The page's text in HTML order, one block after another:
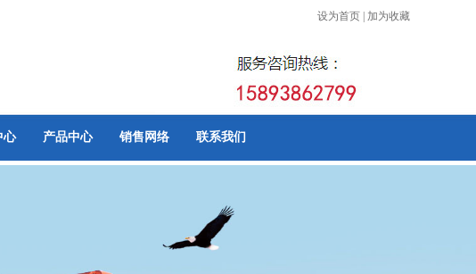
设为首页 加为收藏
心 产品中心 销售网络 联系我们